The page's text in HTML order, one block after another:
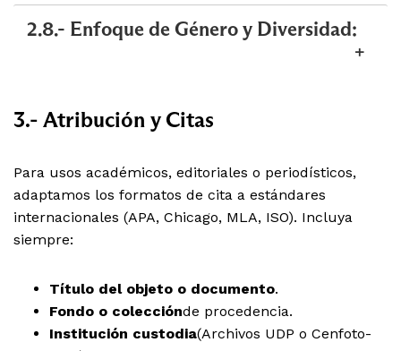
2.8.- Enfoque de Género y Diversidad:
3.- Atribución y Citas
Para usos académicos, editoriales o periodísticos,
adaptamos los formatos de cita a estándares
internacionales (APA, Chicago, MLA, ISO). Incluya
siempre:
Título del objeto o documento.
Fondo o colecciónde procedencia.
Institución custodia(Archivos UDP o Cenfoto-